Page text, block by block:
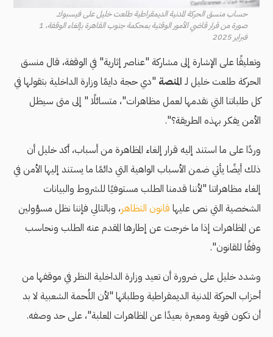
حساب منسق الحركة المدنية الديمقراطية طلعت خليل على فيسبوك
صورة من قرار قاضي الأمور الوقتية بمحكمة جنوب القاهرة بإلغاء الوقفة، 1
فبراير 2025
وتعليقًا على الإشارة إلى مشاركة "عناصر إثارية" في الوقفة، قال منسق
الحركة طلعت خليل لـ المنصة "دي حجة دايمًا وزارة الداخلية بتقولها في
كل طلباتنا التي نقدمها لعمل مظاهرات"، متسائلًا " إلى متى سيظل
الأمن يفكر بهذه الطريقة؟".
وردًا على ما استند إليه قرار إلغاء المظاهرة من أسباب، أكد خليل أن
ذلك أيضًا يأتي ضمن الأسباب الواهية التي دائمًا ما يستند إليها الأمن في
إلغاء مظاهراتنا "لأننا قدمنا الطلب مستوفيًا للشروط والبيانات
الشخصية التي نص عليها قانون التظاهر، وبالتالي فإننا نظل مسؤولين
عن المظاهرات إذا ما خرجت عن إطارها المقدم عنه الطلب ونحاسب
وفقًا للقانون".
وشدد خليل على ضرورة أن تعيد وزارة الداخلية النظر في موقفها من
أحزاب الحركة المدنية الديمقراطية وطلباتها "لأن اللُحمة الشعبية لا بد
أن تكون قوية ومعبرة بعيدًا عن المظاهرات المعلبة"، على حد وصفه.